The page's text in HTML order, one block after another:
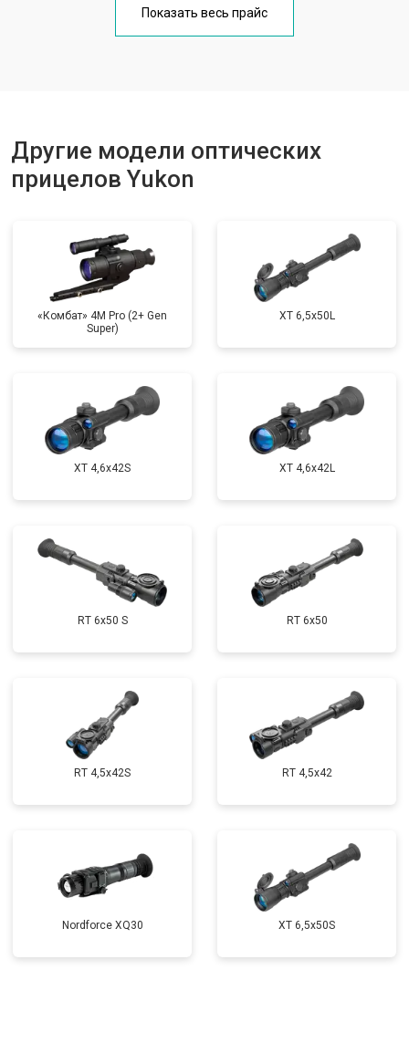
Показать весь прайс
Другие модели оптических
прицелов Yukon
«Комбат» 4M Pro (2+ Gen
Super)
XT 6,5x50L
XT 4,6x42S XT 4,6x42L
RT 6x50 S RT 6x50
RT 4,5х42S RT 4,5х42
Nordforce XQ30 XT 6,5x50S